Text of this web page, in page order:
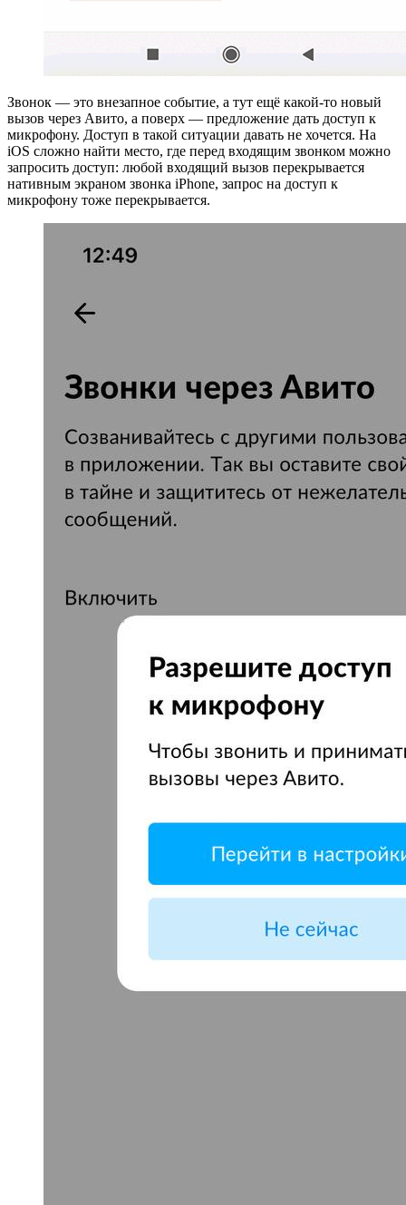
Звонок — это внезапное событие, а тут ещё какой-то новый
вызов через Авито, а поверх — предложение дать доступ к
микрофону. Доступ в такой ситуации давать не хочется. На
iOS сложно найти место, где перед входящим звонком можно
запросить доступ: любой входящий вызов перекрывается
нативным экраном звонка iPhone, запрос на доступ к
микрофону тоже перекрывается.